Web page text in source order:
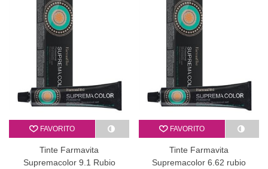
FAVORITO
Tinte Farmavita
Supremacolor 9.1 Rubio
FAVORITO
Tinte Farmavita
Supremacolor 6.62 rubio